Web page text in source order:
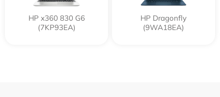
HP x360 830 G6
(7KP93EA)
HP Dragonfly
(9WA18EA)